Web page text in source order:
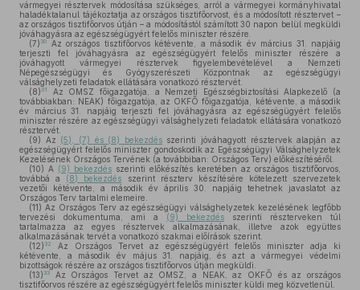
vármegyei résztervek módosítása szükséges, arról a vármegyei kormányhivatal
haladéktalanul tájékoztatja az országos tisztifőorvost, és a módosított résztervet –
az országos tisztifőorvos útján – a módosítástól számított 30 napon belül megküldi
jóváhagyásra az egészségügyért felelős miniszter részére.
(7) 30
Az országos tisztifőorvos kétévente, a második év március 31. napjáig
terjeszti fel jóváhagyásra az egészségügyért felelős miniszter részére a
jóváhagyott vármegyei résztervek figyelembevételével a Nemzeti
Népegészségügyi és Gyógyszerészeti Központnak az egészségügyi
válsághelyzeti feladatok ellátására vonatkozó résztervét.
(8) 31
Az OMSZ főigazgatója, a Nemzeti Egészségbiztosítási Alapkezelő (a
továbbiakban: NEAK) főigazgatója, az OKFŐ főigazgatója, kétévente, a második
év március 31. napjáig terjeszti fel jóváhagyásra az egészségügyért felelős
miniszter részére az egészségügyi válsághelyzeti feladatok ellátására vonatkozó
résztervét.
(9) Az (5), (7) és (8) bekezdésszerinti jóváhagyott résztervek alapján az
egészségügyért felelős miniszter gondoskodik az Egészségügyi Válsághelyzetek
Kezelésének Országos Tervének (a továbbiban: Országos Terv) előkészítéséről.
(10) A (9) bekezdés szerinti előkészítés keretében az országos tisztifőorvos,
továbbá a (8) bekezdés szerint részterv készítésére kötelezett szervezetek
vezetői kétévente, a második év április 30. napjáig tehetnek javaslatot az
Országos Terv tartalmi elemeire.
(11) Az Országos Terv az egészségügyi válsághelyzetek kezelésének legfőbb
tervezési dokumentuma, ami a (9) bekezdés szerinti részterveken túl
tartalmazza az egyes résztervek alkalmazásának, illetve azok együttes
alkalmazásának tervét a vonatkozó szakmai előírások szerint.
(12) 32
Az Országos Tervet az egészségügyért felelős miniszter adja ki
kétévente, a második év május 31. napjáig, és azt a vármegyei védelmi
bizottságok részére az országos tisztifőorvos útján megküldi.
(13) 33
Az Országos Tervet az OMSZ, a NEAK, az OKFŐ és az országos
tisztifőorvos részére az egészségügyért felelős miniszter küldi meg közvetlenül.